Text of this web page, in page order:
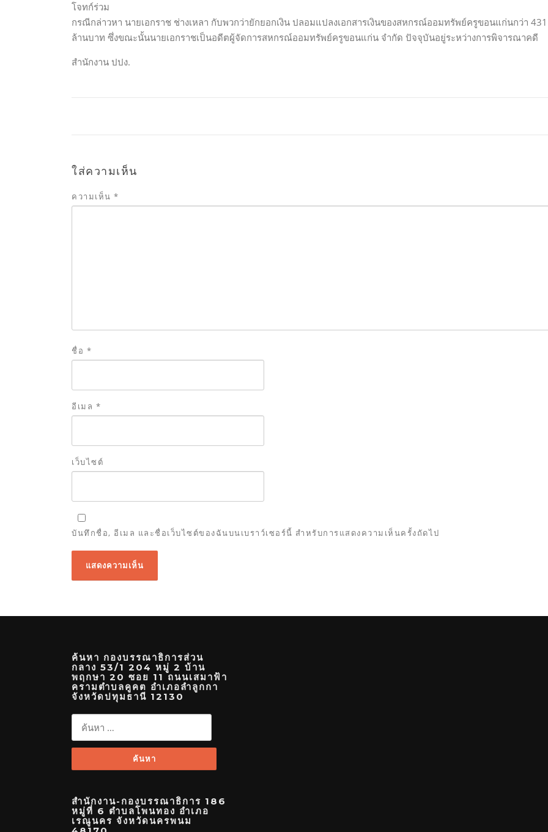
โจทก์ร่วม
กรณีกล่าวหา นายเอกราช ช่างเหลา กับพวกว่ายักยอกเงิน ปลอมแปลงเอกสารเงินของสหกรณ์ออมทรัพย์ครูขอนแก่นกว่า 431
ล้านบาท ซึ่งขณะนั้นนายเอกราชเป็นอดีตผู้จัดการสหกรณ์ออมทรัพย์ครูขอนแก่น จำกัด ปัจจุบันอยู่ระหว่างการพิจารณาคดี
สำนักงาน ปปง.
ใส่ความเห็น
ความเห็น *
ชื่อ *
อีเมล *
เว็บไซต์
บันทึกชื่อ, อีเมล และชื่อเว็บไซต์ของฉันบนเบราว์เซอร์นี้ สำหรับการแสดงความเห็นครั้งถัดไป
ค้นหา กองบรรณาธิการส่วน
กลาง 53/1 204 หมู่ 2 บ้าน
พฤกษา 20 ซอย 11 ถนนเสมาฟ้า
ครามตำบลคูคต อำเภอลำลูกกา
จังหวัดปทุมธานี 12130
ค้นหา
สำหรับ:
สำนักงาน-กองบรรณาธิการ 186
หมู่ที่ 6 ตำบลโพนทอง อำเภอ
เรณูนคร จังหวัดนครพนม